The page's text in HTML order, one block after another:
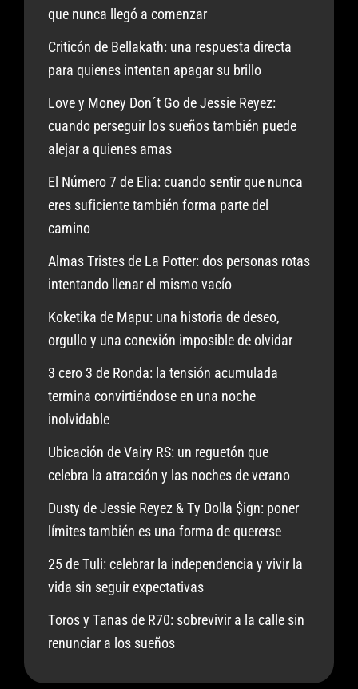
que nunca llegó a comenzar
Criticón de Bellakath: una respuesta directa
para quienes intentan apagar su brillo
Love y Money Don´t Go de Jessie Reyez:
cuando perseguir los sueños también puede
alejar a quienes amas
El Número 7 de Elia: cuando sentir que nunca
eres suficiente también forma parte del
camino
Almas Tristes de La Potter: dos personas rotas
intentando llenar el mismo vacío
Koketika de Mapu: una historia de deseo,
orgullo y una conexión imposible de olvidar
3 cero 3 de Ronda: la tensión acumulada
termina convirtiéndose en una noche
inolvidable
Ubicación de Vairy RS: un reguetón que
celebra la atracción y las noches de verano
Dusty de Jessie Reyez & Ty Dolla $ign: poner
límites también es una forma de quererse
25 de Tuli: celebrar la independencia y vivir la
vida sin seguir expectativas
Toros y Tanas de R70: sobrevivir a la calle sin
renunciar a los sueños